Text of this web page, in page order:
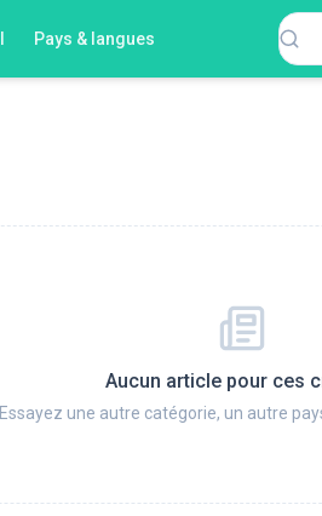
Pays & langues
Aucun article pour ces
Essayez une autre catégorie, un autre